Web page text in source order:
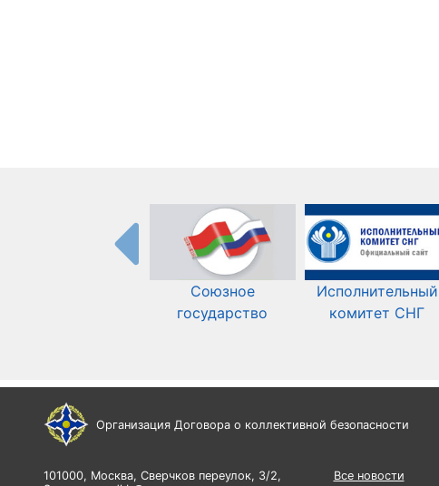
Союзное
государство
Исполнительный
комитет СНГ
Организация Договора о коллективной безопасности
101000, Москва, Сверчков переулок, 3/2,
Все новости